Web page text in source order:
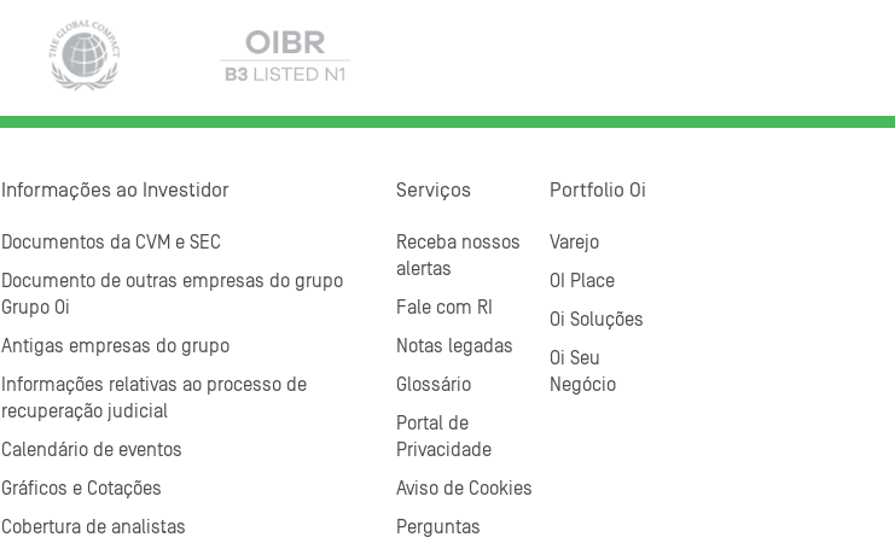
Informações ao Investidor
Documentos da CVM e SEC
Documento de outras empresas do grupo
Grupo Oi
Antigas empresas do grupo
Informações relativas ao processo de
recuperação judicial
Calendário de eventos
Gráficos e Cotações
Cobertura de analistas
Serviços
Receba nossos
alertas
Fale com RI
Notas legadas
Glossário
Portal de
Privacidade
Aviso de Cookies
Perguntas
Portfolio Oi
Varejo
OI Place
Oi Soluções
Oi Seu
Negócio